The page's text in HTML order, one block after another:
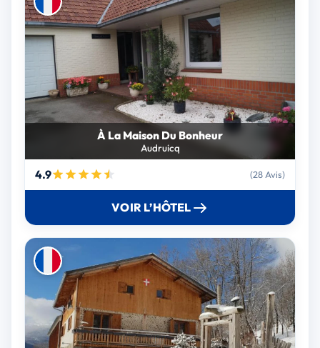
À La Maison Du Bonheur
Audruicq
4.9 (28 Avis)
VOIR L’HÔTEL